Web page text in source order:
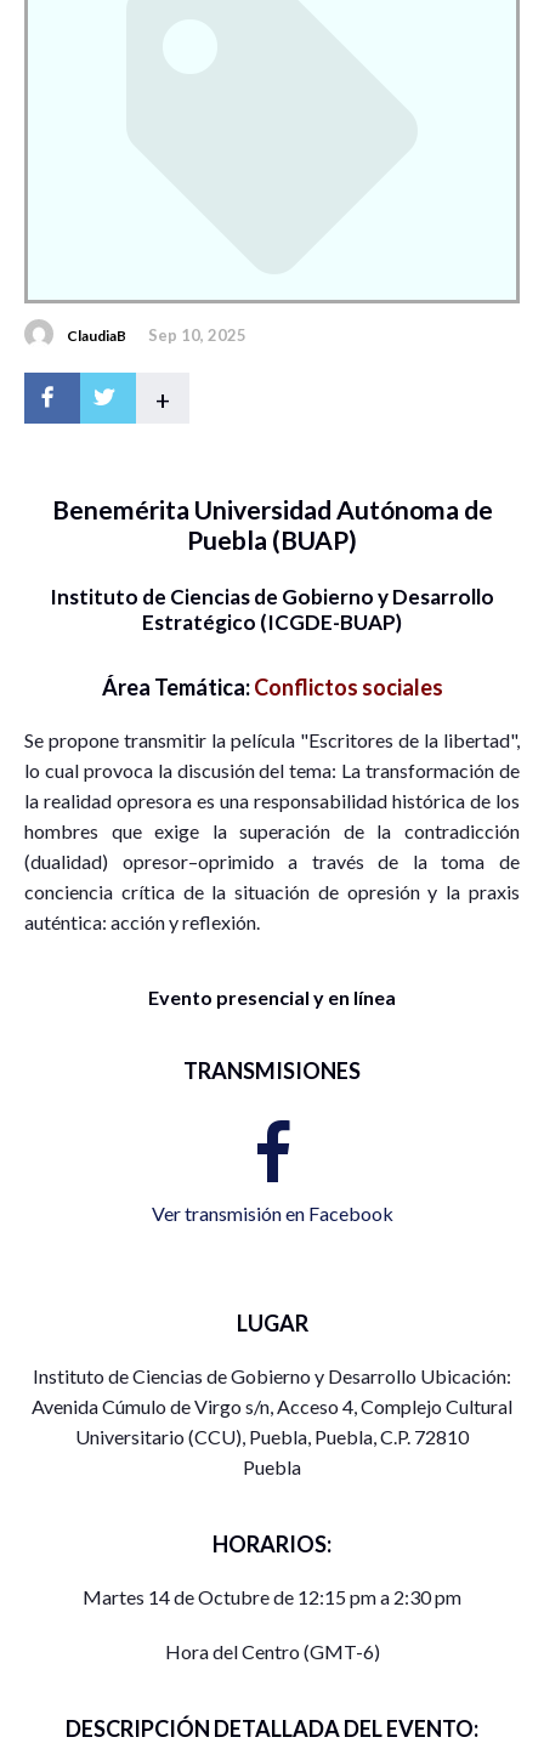
ClaudiaB Sep 10, 2025
+
Benemérita Universidad Autónoma de
Puebla (BUAP)
Instituto de Ciencias de Gobierno y Desarrollo
Estratégico (ICGDE-BUAP)
Área Temática:Conflictos sociales
Se propone transmitir la película "Escritores de la libertad",
lo cual provoca la discusión del tema: La transformación de
la realidad opresora es una responsabilidad histórica de los
hombres que exige la superación de la contradicción
(dualidad) opresor–oprimido a través de la toma de
conciencia crítica de la situación de opresión y la praxis
auténtica: acción y reflexión.
Evento presencial y en línea
TRANSMISIONES
Ver transmisión en Facebook
LUGAR
Instituto de Ciencias de Gobierno y Desarrollo Ubicación:
Avenida Cúmulo de Virgo s/n, Acceso 4, Complejo Cultural
Universitario (CCU), Puebla, Puebla, C.P. 72810
Puebla
HORARIOS:
Martes 14 de Octubre de 12:15 pm a 2:30 pm
Hora del Centro (GMT-6)
DESCRIPCIÓN DETALLADA DEL EVENTO: